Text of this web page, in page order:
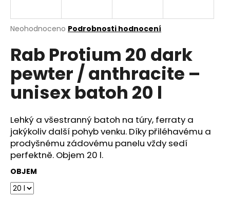
Průměrné
produktu
je
5
hvězdiček.
Neohodnoceno Podrobnosti hodnocení
Rab Protium 20 dark
pewter / anthracite –
unisex batoh 20 l
Lehký a všestranný batoh na túry, ferraty a
jakýkoliv další pohyb venku. Díky přiléhavému a
prodyšnému zádovému panelu vždy sedí
perfektně. Objem 20 l.
OBJEM
j
t
?
HLEDAT
D
o
p
o